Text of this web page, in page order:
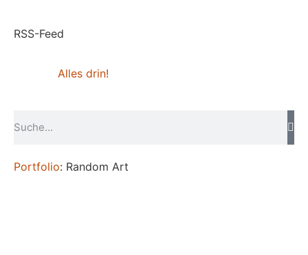
RSS-Feed
Alles drin!
Portfolio: Random Art